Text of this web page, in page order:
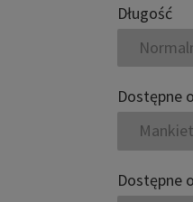
Długość
Dostępne
Dostępne